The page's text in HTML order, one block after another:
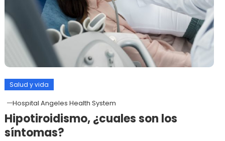
Salud y vida
Hospital Angeles Health System
Hipotiroidismo, ¿cuales son los
síntomas?